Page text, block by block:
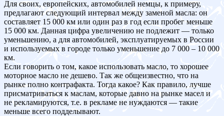
Для своих, европейских, автомобилей немцы, к примеру,
предлагают следующий интервал между заменой масла: он
составляет 15 000 км или один раз в год если пробег меньше
15 000 км. Данная цифра увеличению не подлежит — только
уменьшению, а для автомобилей, эксплуатируемых в России
и используемых в городе только уменьшение до 7 000 – 10 000
км.
Если говорить о том, какое использовать масло, то хорошее
моторное масло не дешево. Так же общеизвестно, что на
рынке полно контрафакта. Тогда какое? Как правило, лучше
присматриваться к маслам, которые давно на рынке масел и
не рекламируются, т.е. в рекламе не нуждаются — такие
меньше всего подделывают.